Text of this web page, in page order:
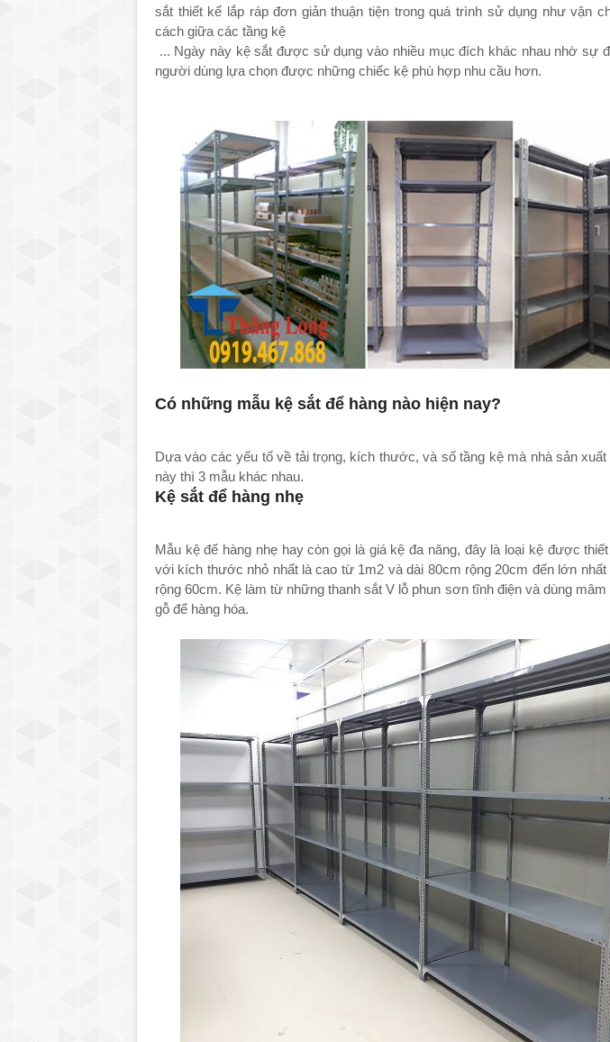
sắt thiết kế lắp ráp đơn giản thuận tiện trong quá trình sử dụng như vận
cách giữa các tầng kệ
... Ngày này kệ sắt được sử dụng vào nhiều mục đích khác nhau nhờ sự
người dùng lựa chọn được những chiếc kệ phù hợp nhu cầu hơn.
Có những mẫu kệ sắt để hàng nào hiện nay?
Dựa vào các yếu tố về tải trọng, kích thước, và số tầng kệ mà nhà sản
này thì 3 mẫu khác nhau.
Kệ sắt để hàng nhẹ
Mẫu kệ để hàng nhẹ hay còn gọi là giá kệ đa năng, đây là loại kệ được
với kích thước nhỏ nhất là cao từ 1m2 và dài 80cm rộng 20cm đến lớn nhất
rộng 60cm. Kệ làm từ những thanh sắt V lỗ phun sơn tĩnh điện và dùng
gỗ để hàng hóa.